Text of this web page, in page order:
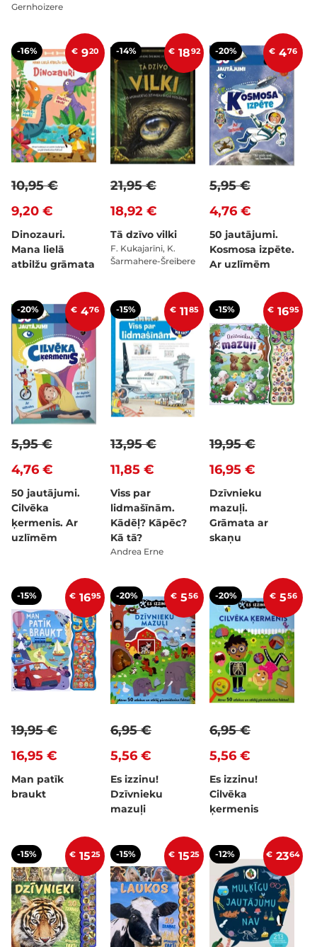
Gernhoizere
-16% € 920
9,20 €
10,95 €
Dinozauri.
Mana lielā
atbilžu grāmata
-14% € 1892
18,92 €
21,95 €
Tā dzīvo vilki
F. Kukajarīni, K.
Šarmahere-Šreibere
-20% € 476
4,76 €
5,95 €
50 jautājumi.
Kosmosa izpēte.
Ar uzlīmēm
-20% € 476
4,76 €
5,95 €
50 jautājumi.
Cilvēka
ķermenis. Ar
uzlīmēm
-15% € 1185
11,85 €
13,95 €
Viss par
lidmašīnām.
Kādēļ? Kāpēc?
Kā tā?
Andrea Erne
-15% € 1695
16,95 €
19,95 €
Dzīvnieku
mazuļi.
Grāmata ar
skaņu
-15% € 1695
16,95 €
19,95 €
Man patīk
braukt
-20% € 556
5,56 €
6,95 €
Es izzinu!
Dzīvnieku
mazuļi
-20% € 556
5,56 €
6,95 €
Es izzinu!
Cilvēka
ķermenis
-15% € 1525 -15% € 1525 -12% € 2364